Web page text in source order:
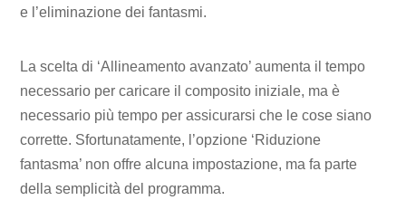
e l’eliminazione dei fantasmi.
La scelta di ‘Allineamento avanzato’ aumenta il tempo
necessario per caricare il composito iniziale, ma è
necessario più tempo per assicurarsi che le cose siano
corrette. Sfortunatamente, l’opzione ‘Riduzione
fantasma’ non offre alcuna impostazione, ma fa parte
della semplicità del programma.